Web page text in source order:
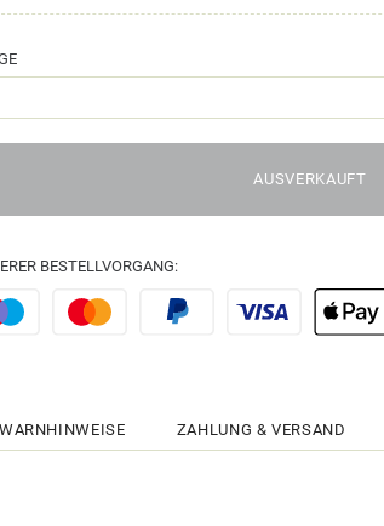
AUSVERKAUFT
BESTELLVORGANG:
WARNHINWEISE ZAHLUNG & VERSAND